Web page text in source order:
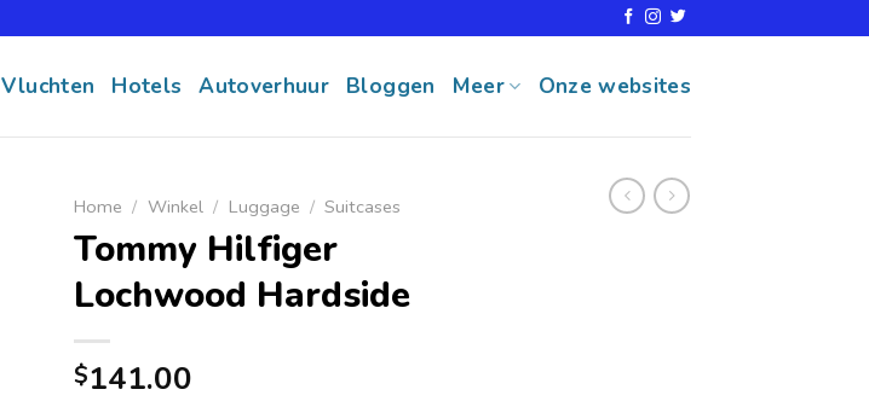
Vluchten Hotels Autoverhuur Bloggen Meer Onze websites
Home / Winkel / Luggage / Suitcases
Tommy Hilfiger
Lochwood Hardside
$141.00